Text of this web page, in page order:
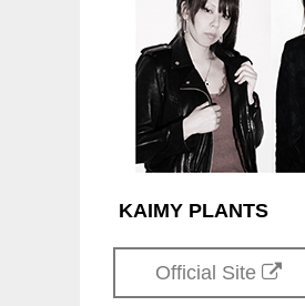
KAIMY PLANTS
Official Site